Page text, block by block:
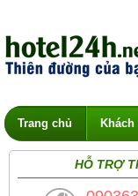
Trang chủ
HỖ TRỢ